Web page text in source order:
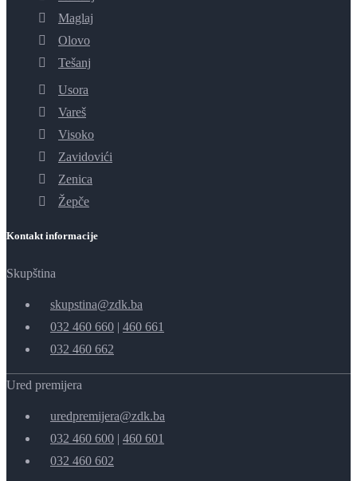
Maglaj
Olovo
Tešanj
Usora
Vareš
Visoko
Zavidovići
Zenica
Žepče
Kontakt informacije
Skupština
skupstina@zdk.ba
032 460 660 | 460 661
032 460 662
Ured premijera
uredpremijera@zdk.ba
032 460 600 | 460 601
032 460 602